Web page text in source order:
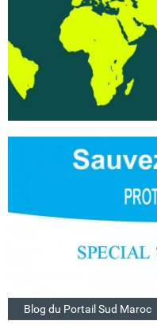
Blog du Portail Sud Maroc